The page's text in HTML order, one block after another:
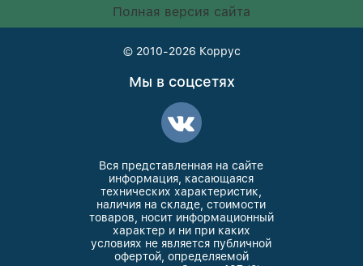
Полная версия сайта
© 2010-2026 Коррус
Мы в соцсетях
Вся представленная на сайте
информация, касающаяся
технических характеристик,
наличия на складе, стоимости
товаров, носит информационный
характер и ни при каких
условиях не является публичной
офертой, определяемой